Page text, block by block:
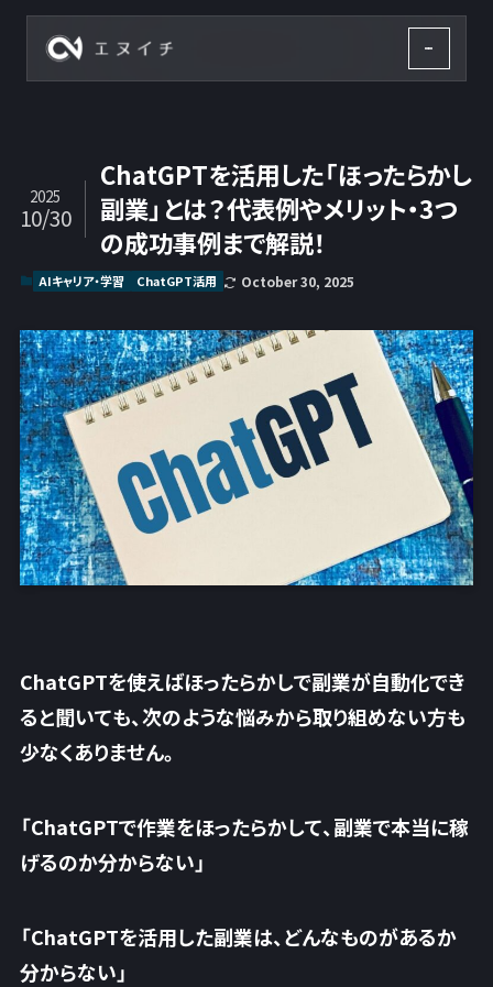
ChatGPTを活用した「ほったらかし
副業」とは？代表例やメリット・3つ
の成功事例まで解説！
2025
10/30
AIキャリア・学習 ChatGPT活用 October 30, 2025
ChatGPTを使えばほったらかしで副業が自動化でき
ると聞いても、次のような悩みから取り組めない方も
少なくありません。
「ChatGPTで作業をほったらかして、副業で本当に稼
げるのか分からない」
「ChatGPTを活用した副業は、どんなものがあるか
分からない」